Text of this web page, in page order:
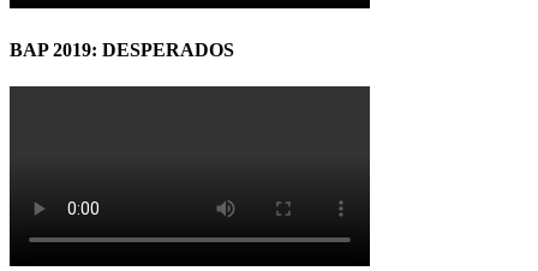
BAP 2019: DESPERADOS